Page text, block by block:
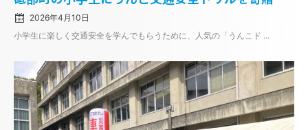
2026年4月10日
小学生に楽しく交通安全を学んでもらうために、人気の「うんこド ...